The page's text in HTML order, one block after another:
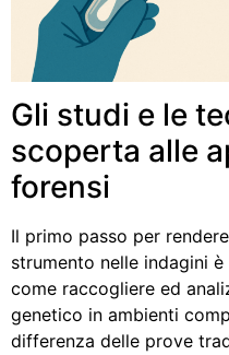
Gli studi e le
scoperta alle
forensi
Il primo passo per
strumento nelle indagini
come raccogliere ed
genetico in ambienti
differenza delle prove